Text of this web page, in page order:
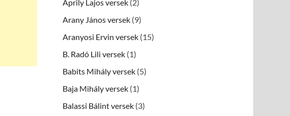
Áprily Lajos versek (2)
Arany János versek (9)
Aranyosi Ervin versek (15)
B. Radó Lili versek (1)
Babits Mihály versek (5)
Baja Mihály versek (1)
Balassi Bálint versek (3)